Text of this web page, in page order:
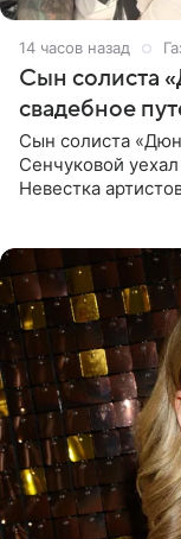
14 часов назад
Сын солиста
свадебное
Сын солиста
Сенчуковой
Невестка